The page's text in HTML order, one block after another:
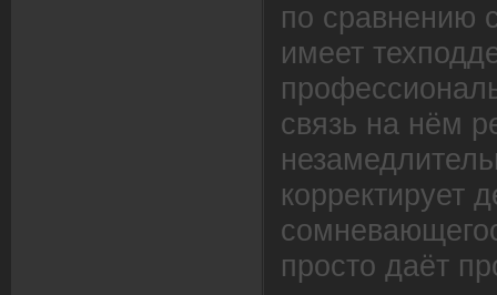
по сравнению
имеет
связь на нём
корректирует
просто даёт